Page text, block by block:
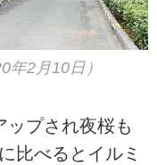
2月10日）
ップされ夜桜も
比べるとイルミ